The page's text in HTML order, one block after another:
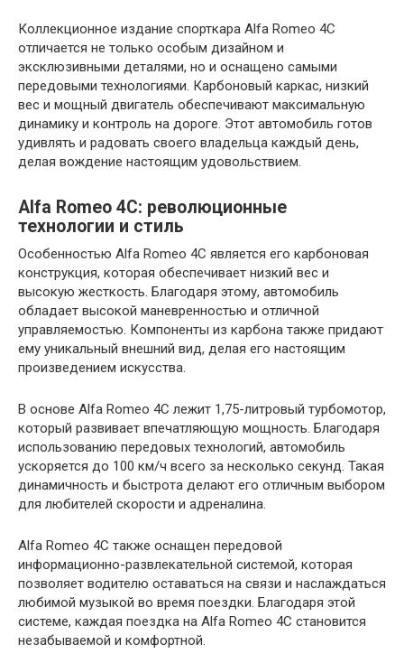
Коллекционное издание спорткара Alfa Romeo 4C
отличается не только особым дизайном и
эксклюзивными деталями, но и оснащено самыми
передовыми технологиями. Карбоновый каркас, низкий
вес и мощный двигатель обеспечивают максимальную
динамику и контроль на дороге. Этот автомобиль готов
удивлять и радовать своего владельца каждый день,
делая вождение настоящим удовольствием.
Alfa Romeo 4C: революционные
технологии и стиль
Особенностью Alfa Romeo 4C является его карбоновая
конструкция, которая обеспечивает низкий вес и
высокую жесткость. Благодаря этому, автомобиль
обладает высокой маневренностью и отличной
управляемостью. Компоненты из карбона также придают
ему уникальный внешний вид, делая его настоящим
произведением искусства.
В основе Alfa Romeo 4C лежит 1,75-литровый турбомотор,
который развивает впечатляющую мощность. Благодаря
использованию передовых технологий, автомобиль
ускоряется до 100 км/ч всего за несколько секунд. Такая
динамичность и быстрота делают его отличным выбором
для любителей скорости и адреналина.
Alfa Romeo 4C также оснащен передовой
информационно-развлекательной системой, которая
позволяет водителю оставаться на связи и наслаждаться
любимой музыкой во время поездки. Благодаря этой
системе, каждая поездка на Alfa Romeo 4C становится
незабываемой и комфортной.